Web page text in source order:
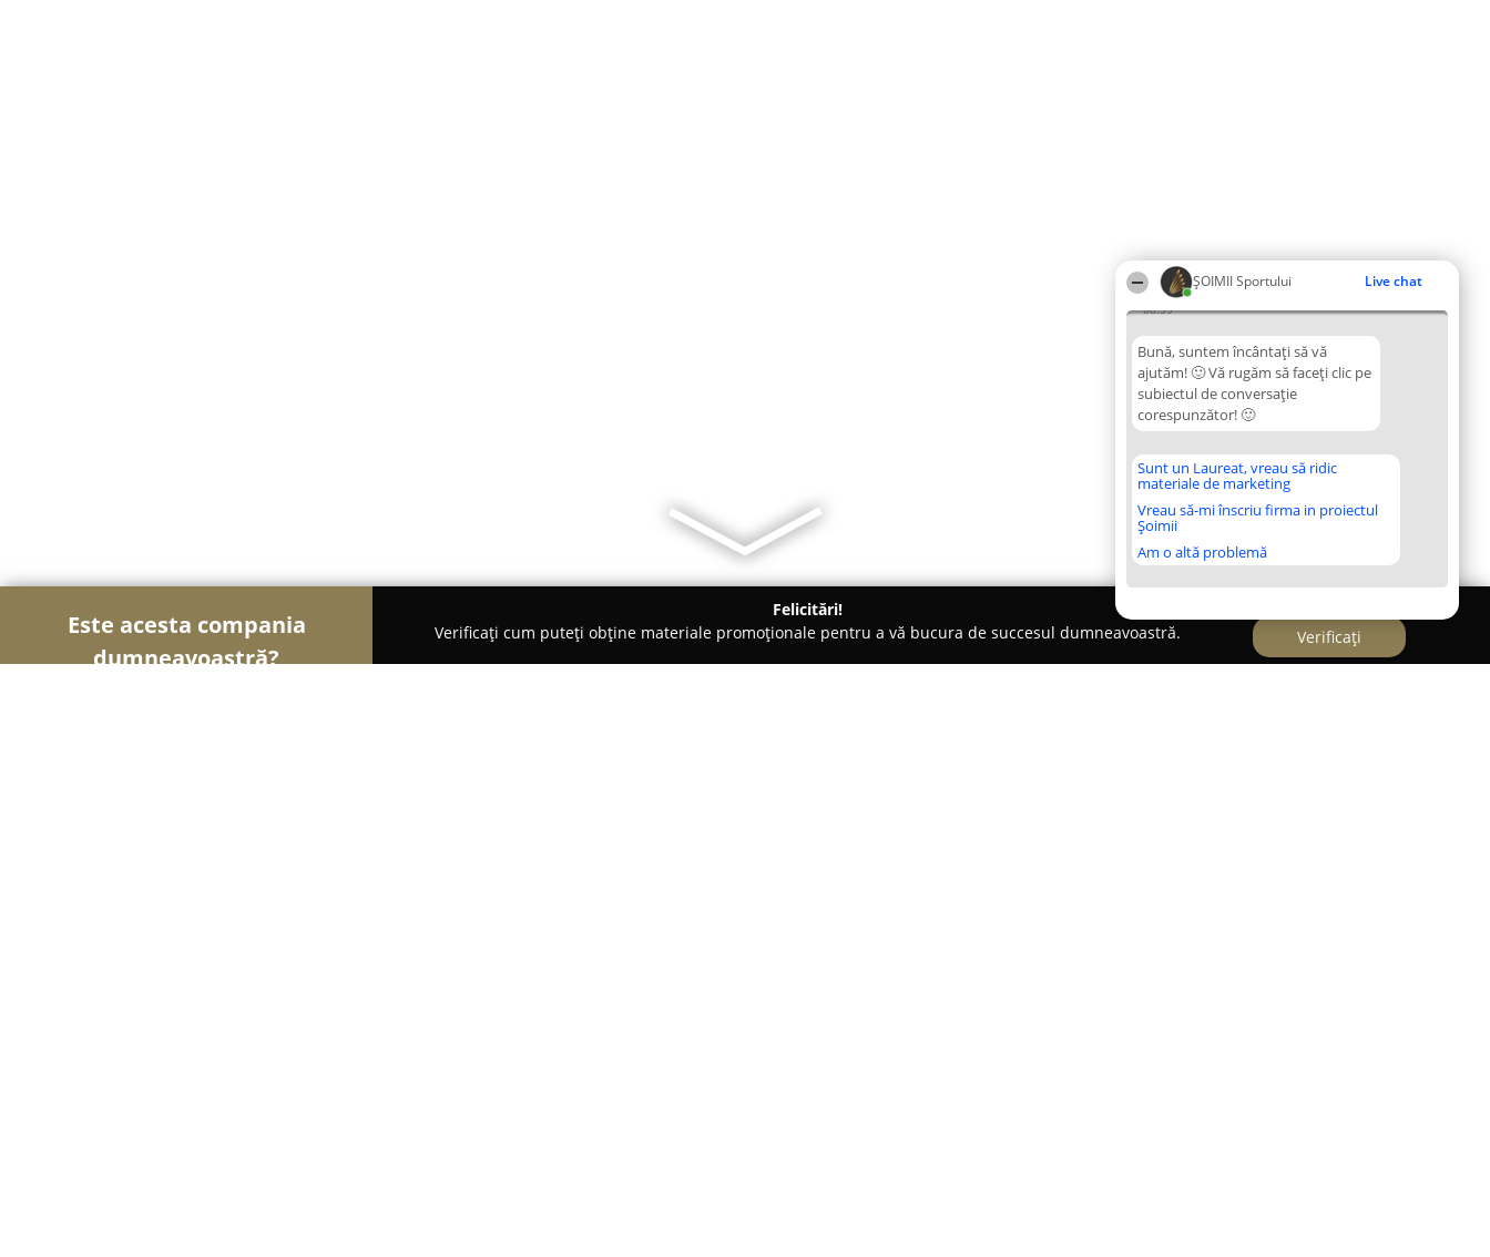
ȘOIMII Sportului Live chat
08:39
Bună, suntem încântați să vă
ajutăm! 🙂 Vă rugăm să faceți clic pe
subiectul de conversație
corespunzător! 🙂
Sunt un Laureat, vreau să ridic
materiale de marketing
Vreau să-mi înscriu firma in proiectul
Șoimii
Am o altă problemă
Este acesta compania
dumneavoastră?
Felicitări!
Verificați cum puteți obține materiale promoționale pentru a vă bucura de succesul dumneavoastră.
Verificați